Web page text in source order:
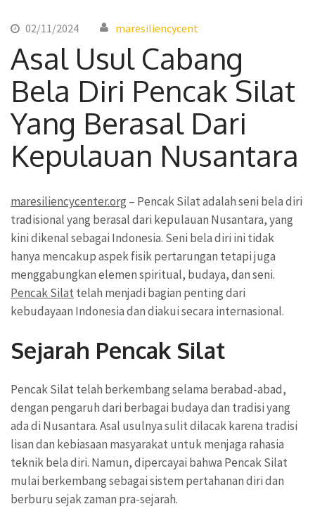
02/11/2024 maresiliencycent
Asal Usul Cabang
Bela Diri Pencak Silat
Yang Berasal Dari
Kepulauan Nusantara
maresiliencycenter.org – Pencak Silat adalah seni bela diri
tradisional yang berasal dari kepulauan Nusantara, yang
kini dikenal sebagai Indonesia. Seni bela diri ini tidak
hanya mencakup aspek fisik pertarungan tetapi juga
menggabungkan elemen spiritual, budaya, dan seni.
Pencak Silat telah menjadi bagian penting dari
kebudayaan Indonesia dan diakui secara internasional.
Sejarah Pencak Silat
Pencak Silat telah berkembang selama berabad-abad,
dengan pengaruh dari berbagai budaya dan tradisi yang
ada di Nusantara. Asal usulnya sulit dilacak karena tradisi
lisan dan kebiasaan masyarakat untuk menjaga rahasia
teknik bela diri. Namun, dipercayai bahwa Pencak Silat
mulai berkembang sebagai sistem pertahanan diri dan
berburu sejak zaman pra-sejarah.